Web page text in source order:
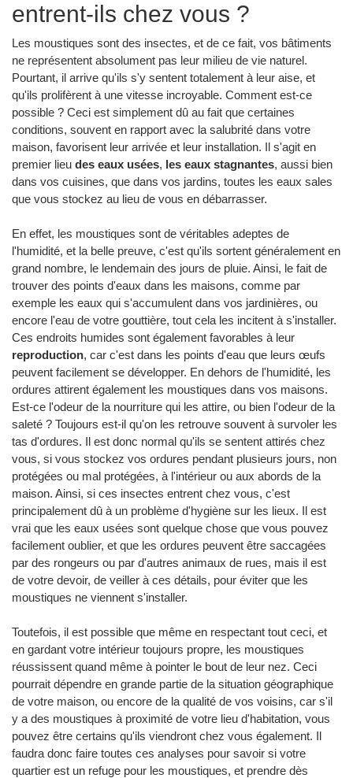
entrent-ils chez vous ?
Les moustiques sont des insectes, et de ce fait, vos bâtiments
ne représentent absolument pas leur milieu de vie naturel.
Pourtant, il arrive qu'ils s'y sentent totalement à leur aise, et
qu'ils prolifèrent à une vitesse incroyable. Comment est-ce
possible ? Ceci est simplement dû au fait que certaines
conditions, souvent en rapport avec la salubrité dans votre
maison, favorisent leur arrivée et leur installation. Il s'agit en
premier lieu des eaux usées, les eaux stagnantes, aussi bien
dans vos cuisines, que dans vos jardins, toutes les eaux sales
que vous stockez au lieu de vous en débarrasser.
En effet, les moustiques sont de véritables adeptes de
l'humidité, et la belle preuve, c'est qu'ils sortent généralement en
grand nombre, le lendemain des jours de pluie. Ainsi, le fait de
trouver des points d'eaux dans les maisons, comme par
exemple les eaux qui s'accumulent dans vos jardinières, ou
encore l'eau de votre gouttière, tout cela les incitent à s'installer.
Ces endroits humides sont également favorables à leur
reproduction, car c'est dans les points d'eau que leurs œufs
peuvent facilement se développer. En dehors de l'humidité, les
ordures attirent également les moustiques dans vos maisons.
Est-ce l'odeur de la nourriture qui les attire, ou bien l'odeur de la
saleté ? Toujours est-il qu'on les retrouve souvent à survoler les
tas d'ordures. Il est donc normal qu'ils se sentent attirés chez
vous, si vous stockez vos ordures pendant plusieurs jours, non
protégées ou mal protégées, à l'intérieur ou aux abords de la
maison. Ainsi, si ces insectes entrent chez vous, c'est
principalement dû à un problème d'hygiène sur les lieux. Il est
vrai que les eaux usées sont quelque chose que vous pouvez
facilement oublier, et que les ordures peuvent être saccagées
par des rongeurs ou par d'autres animaux de rues, mais il est
de votre devoir, de veiller à ces détails, pour éviter que les
moustiques ne viennent s'installer.
Toutefois, il est possible que même en respectant tout ceci, et
en gardant votre intérieur toujours propre, les moustiques
réussissent quand même à pointer le bout de leur nez. Ceci
pourrait dépendre en grande partie de la situation géographique
de votre maison, ou encore de la qualité de vos voisins, car s'il
y a des moustiques à proximité de votre lieu d'habitation, vous
pouvez être certains qu'ils viendront chez vous également. Il
faudra donc faire toutes ces analyses pour savoir si votre
quartier est un refuge pour les moustiques, et prendre dès